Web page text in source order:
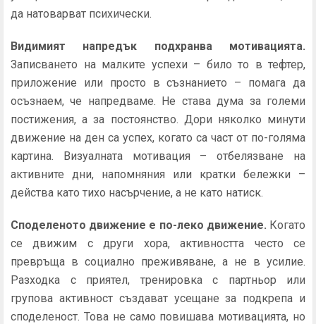
да натоварват психически.
Видимият напредък подхранва мотивацията.
Записването на малките успехи – било то в тефтер,
приложение или просто в съзнанието – помага да
осъзнаем, че напредваме. Не става дума за големи
постижения, а за постоянство. Дори няколко минути
движение на ден са успех, когато са част от по-голяма
картина. Визуалната мотивация – отбелязване на
активните дни, напомняния или кратки бележки –
действа като тихо насърчение, а не като натиск.
Споделеното движение е по-леко движение. Когато
се движим с други хора, активността често се
превръща в социално преживяване, а не в усилие.
Разходка с приятел, тренировка с партньор или
групова активност създават усещане за подкрепа и
споделеност. Това не само повишава мотивацията, но